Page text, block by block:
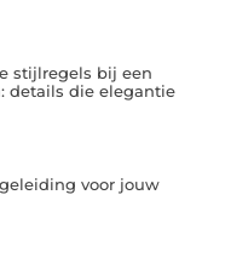
stijlregels bij een
details die elegantie
voor jouw